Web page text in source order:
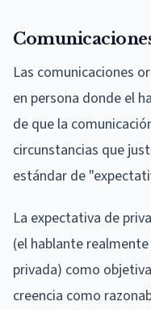
Las comunicaciones
en persona donde el
de que la
circunstancias que
estándar de
La expectativa de
(el hablante
privada) como
creencia como